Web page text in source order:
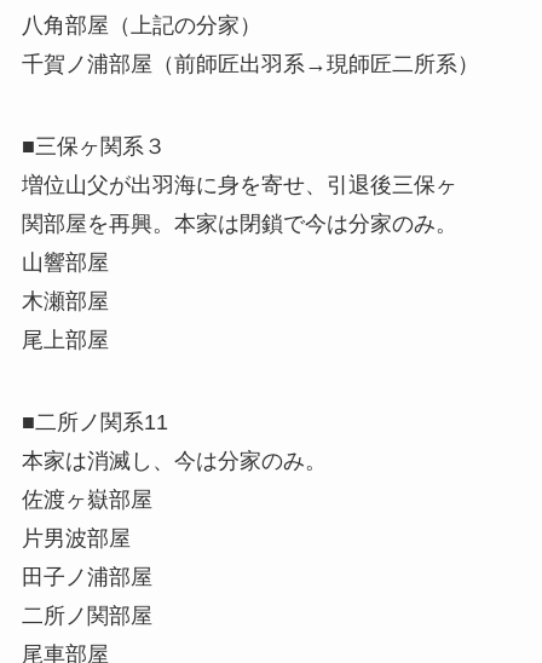
八角部屋（上記の分家）
千賀ノ浦部屋（前師匠出羽系→現師匠二所系）
■三保ヶ関系３
増位山父が出羽海に身を寄せ、引退後三保ヶ
関部屋を再興。本家は閉鎖で今は分家のみ。
山響部屋
木瀬部屋
尾上部屋
■二所ノ関系11
本家は消滅し、今は分家のみ。
佐渡ヶ嶽部屋
片男波部屋
田子ノ浦部屋
二所ノ関部屋
尾車部屋